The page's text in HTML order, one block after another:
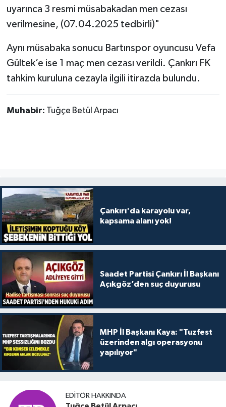
uyarınca 3 resmi müsabakadan men cezası
verilmesine, (07.04.2025 tedbirli)"
Aynı müsabaka sonucu Bartınspor oyuncusu Vefa
Gültek’e ise 1 maç men cezası verildi. Çankırı FK
tahkim kuruluna cezayla ilgili itirazda bulundu.
Muhabir: Tuğçe Betül Arpacı
Çankırı'da karayolu var,
kapsama alanı yok!
Saadet Partisi Çankırı İl Başkanı
Açıkgöz’den suç duyurusu
MHP İl Başkanı Kaya: "Tuzfest
üzerinden algı operasyonu
yapılıyor"
EDITÖR HAKKINDA